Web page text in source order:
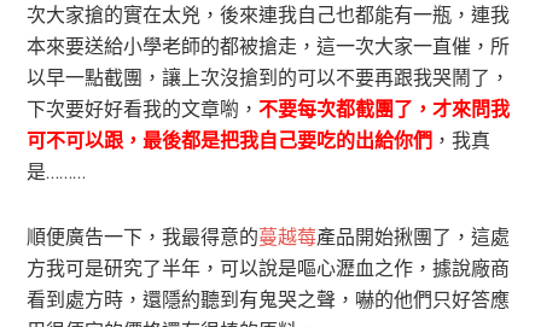
次大家搶的實在太兇，後來連我自己也都能有一瓶，連我
本來要送給小學老師的都被搶走，這一次大家一直催，所
以早一點截團，讓上次沒搶到的可以不要再跟我哭鬧了，
下次要好好看我的文章喲，不要每次都截團了，才來問我
可不可以跟，最後都是把我自己要吃的出給你們 ，我真
是………
順便廣告一下，我最得意的蔓越莓產品開始揪團了，這處
方我可是研究了半年，可以說是嘔心瀝血之作，據說廠商
看到處方時，還隱約聽到有鬼哭之聲，嚇的他們只好答應